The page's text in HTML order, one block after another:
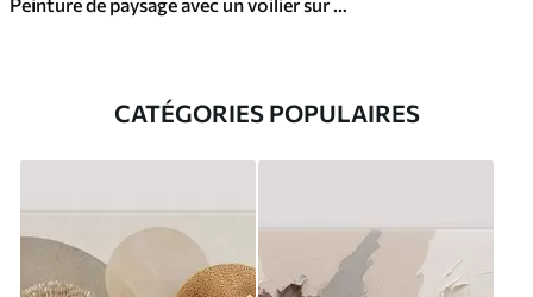
CATÉGORIES POPULAIRES